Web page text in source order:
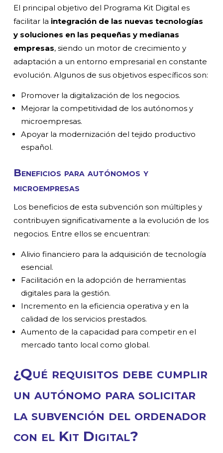
El principal objetivo del Programa Kit Digital es
facilitar la integración de las nuevas tecnologías
y soluciones en las pequeñas y medianas
empresas, siendo un motor de crecimiento y
adaptación a un entorno empresarial en constante
evolución. Algunos de sus objetivos específicos son:
Promover la digitalización de los negocios.
Mejorar la competitividad de los autónomos y
microempresas.
Apoyar la modernización del tejido productivo
español.
Beneficios para autónomos y
microempresas
Los beneficios de esta subvención son múltiples y
contribuyen significativamente a la evolución de los
negocios. Entre ellos se encuentran:
Alivio financiero para la adquisición de tecnología
esencial.
Facilitación en la adopción de herramientas
digitales para la gestión.
Incremento en la eficiencia operativa y en la
calidad de los servicios prestados.
Aumento de la capacidad para competir en el
mercado tanto local como global.
¿Qué requisitos debe cumplir
un autónomo para solicitar
la subvención del ordenador
con el Kit Digital?